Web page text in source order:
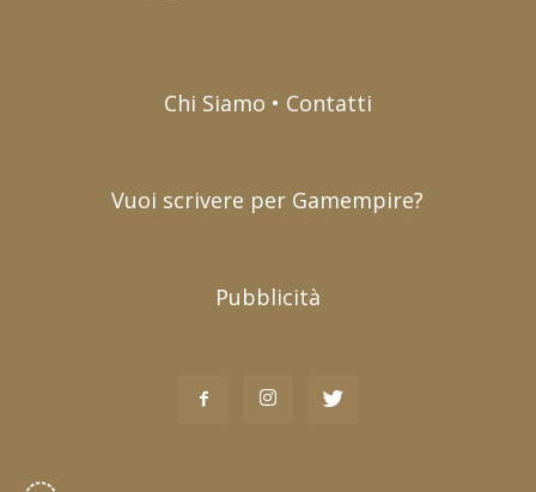
Chi Siamo • Contatti
Vuoi scrivere per Gamempire?
Pubblicità